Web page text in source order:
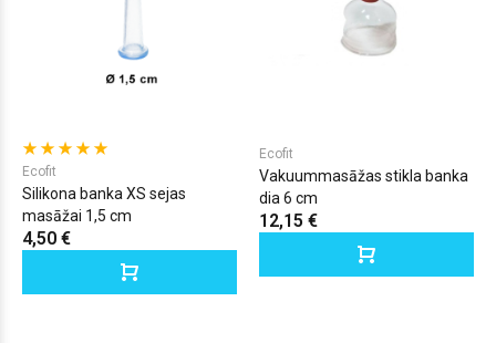
Ecofit
Silikona banka XS sejas
masāžai 1,5 cm
4,50 €
Ecofit
Vakuummasāžas stikla banka
dia 6 cm
12,15 €